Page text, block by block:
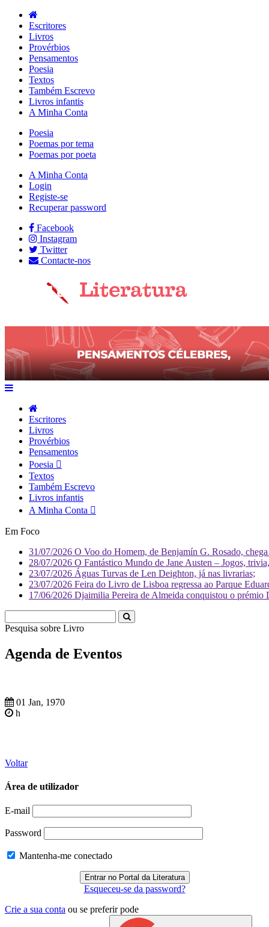
Escritores
Livros
Provérbios
Pensamentos
Poesia
Textos
Também Escrevo
Livros infantis
A Minha Conta
Poesia
Poemas por tema
Poemas por poeta
A Minha Conta
Login
Registe-se
Recuperar password
Facebook
Instagram
Twitter
Contacte-nos
Escritores
Livros
Provérbios
Pensamentos
Poesia
Textos
Também Escrevo
Livros infantis
A Minha Conta
Em Foco
31/07/2026 O Voo do Homem, de Benjamín G. Rosado,
28/07/2026 O Fantástico Mundo de Jane Austen – Jogos,
23/07/2026 Águas Turvas de Len Deighton, já nas livrarias;
23/07/2026 Feira do Livro de Lisboa regressa ao Parque
17/06/2026 Djaimilia Pereira de Almeida conquistou o
Pesquisa sobre Liv
Agenda de Eventos
01 Jan, 1970
h
Voltar
Área de utilizador
E-mail
Password
Mantenha-me conectado
Esqueceu-se da password?
Crie a sua conta ou se preferir pode